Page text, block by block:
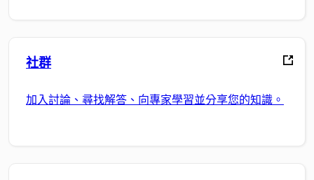
社群
加入討論、尋找解答、向專家學習並分享您的知識。